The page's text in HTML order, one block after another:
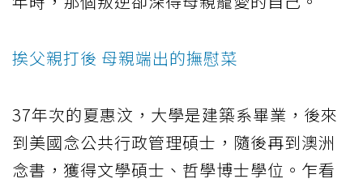
挨父親打後 母親端出的撫慰菜
37年次的夏惠汶，大學是建築系畢業，後來
到美國念公共行政管理碩士，隨後再到澳洲
念書，獲得文學碩士、哲學博士學位。乍看